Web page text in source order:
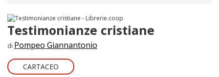
Testimonianze cristiane
di Pompeo Giannantonio
CARTACEO